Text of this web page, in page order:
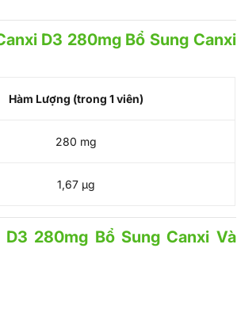
D3 280mg Bổ Sung Canxi
Hàm Lượng (trong 1 viên)
280 mg
1,67 µg
280mg Bổ Sung Canxi Và